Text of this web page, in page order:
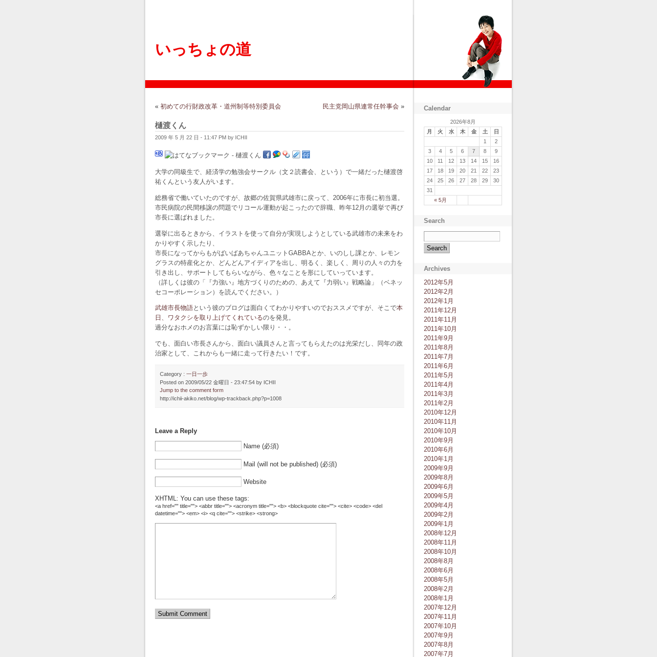
いっちょの道
« 初めての行財政改革・道州制等特別委員会 民主党岡山県連常任幹事会 »
樋渡くん
2009 年 5 月 22 日 - 11:47 PM by ICHII
大学の同級生で、経済学の勉強会サークル（文２読書会、という）で一緒だった樋渡啓
祐くんという友人がいます。
総務省で働いていたのですが、故郷の佐賀県武雄市に戻って、2006年に市長に初当選。
市民病院の民間移譲の問題でリコール運動が起こったので辞職、昨年12月の選挙で再び
市長に選ばれました。
選挙に出るときから、イラストを使って自分が実現しようとしている武雄市の未来をわ
かりやすく示したり、
市長になってからもがばいばあちゃんユニットGABBAとか、いのしし課とか、レモン
グラスの特産化とか、どんどんアイディアを出し、明るく、楽しく、周りの人々の力を
引き出し、サポートしてもらいながら、色々なことを形にしていっています。
（詳しくは彼の「『力強い』地方づくりのための、あえて『力弱い』戦略論」（ベネッ
セコーポレーション）を読んでください。）
武雄市長物語という彼のブログは面白くてわかりやすいのでおススメですが、そこで本
日、ワタクシを取り上げてくれているのを発見。
過分なおホメのお言葉には恥ずかしい限り・・。
でも、面白い市長さんから、面白い議員さんと言ってもらえたのは光栄だし、同年の政
治家として、これからも一緒に走って行きたい！です。
Category : 一日一歩
Posted on 2009/05/22 金曜日 - 23:47:54 by ICHII
Jump to the comment form
http://ichii-akiko.net/blog/wp-trackback.php?p=1008
Leave a Reply
Name (必須)
Mail (will not be published) (必須)
Website
XHTML: You can use these tags:
<a href="" title=""> <abbr title=""> <acronym title=""> <b> <blockquote cite=""> <cite> <code> <del
datetime=""> <em> <i> <q cite=""> <strike> <strong>
Calendar
2026年8月
月
火 水 木 金 土 日
« 5月
1
2
3
4 5 6 7 8
9
10
11 12 13 14 15
16
17
18 19 20 21 22
23
24
25 26 27 28 29
30
31
Search
Archives
2012年5月
2012年2月
2012年1月
2011年12月
2011年11月
2011年10月
2011年9月
2011年8月
2011年7月
2011年6月
2011年5月
2011年4月
2011年3月
2011年2月
2010年12月
2010年11月
2010年10月
2010年9月
2010年6月
2010年1月
2009年9月
2009年8月
2009年6月
2009年5月
2009年4月
2009年2月
2009年1月
2008年12月
2008年11月
2008年10月
2008年8月
2008年6月
2008年5月
2008年2月
2008年1月
2007年12月
2007年11月
2007年10月
2007年9月
2007年8月
2007年7月